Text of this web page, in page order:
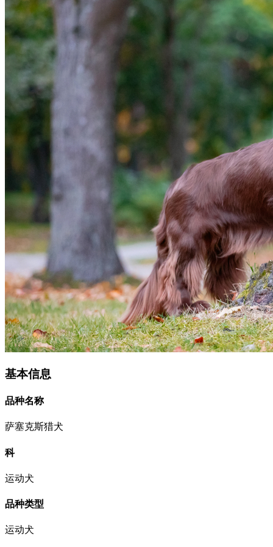
基本信息
品种名称
萨塞克斯猎犬
科
运动犬
品种类型
运动犬